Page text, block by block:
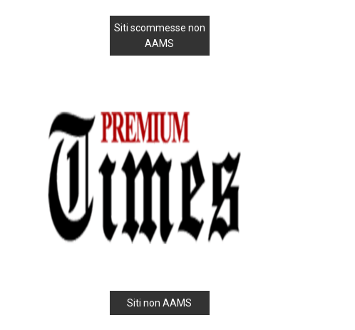
Siti scommesse non
AAMS
Siti non AAMS